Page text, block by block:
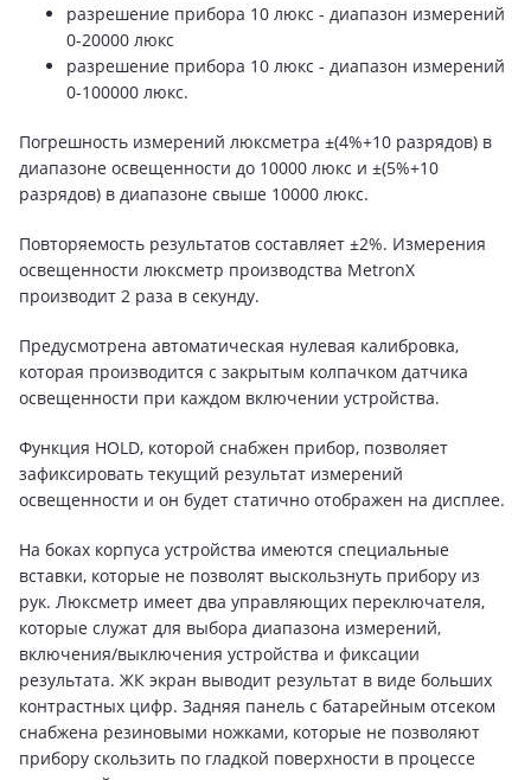
разрешение прибора 10 люкс - диапазон измерений
0-20000 люкс
разрешение прибора 10 люкс - диапазон измерений
0-100000 люкс.
Погрешность измерений люксметра ±(4%+10 разрядов) в
диапазоне освещенности до 10000 люкс и ±(5%+10
разрядов) в диапазоне свыше 10000 люкс.
Повторяемость результатов составляет ±2%. Измерения
освещенности люксметр производства MetronX
производит 2 раза в секунду.
Предусмотрена автоматическая нулевая калибровка,
которая производится с закрытым колпачком датчика
освещенности при каждом включении устройства.
Функция HOLD, которой снабжен прибор, позволяет
зафиксировать текущий результат измерений
освещенности и он будет статично отображен на дисплее.
На боках корпуса устройства имеются специальные
вставки, которые не позволят выскользнуть прибору из
рук. Люксметр имеет два управляющих переключателя,
которые служат для выбора диапазона измерений,
включения/выключения устройства и фиксации
результата. ЖК экран выводит результат в виде больших
контрастных цифр. Задняя панель с батарейным отсеком
снабжена резиновыми ножками, которые не позволяют
прибору скользить по гладкой поверхности в процессе